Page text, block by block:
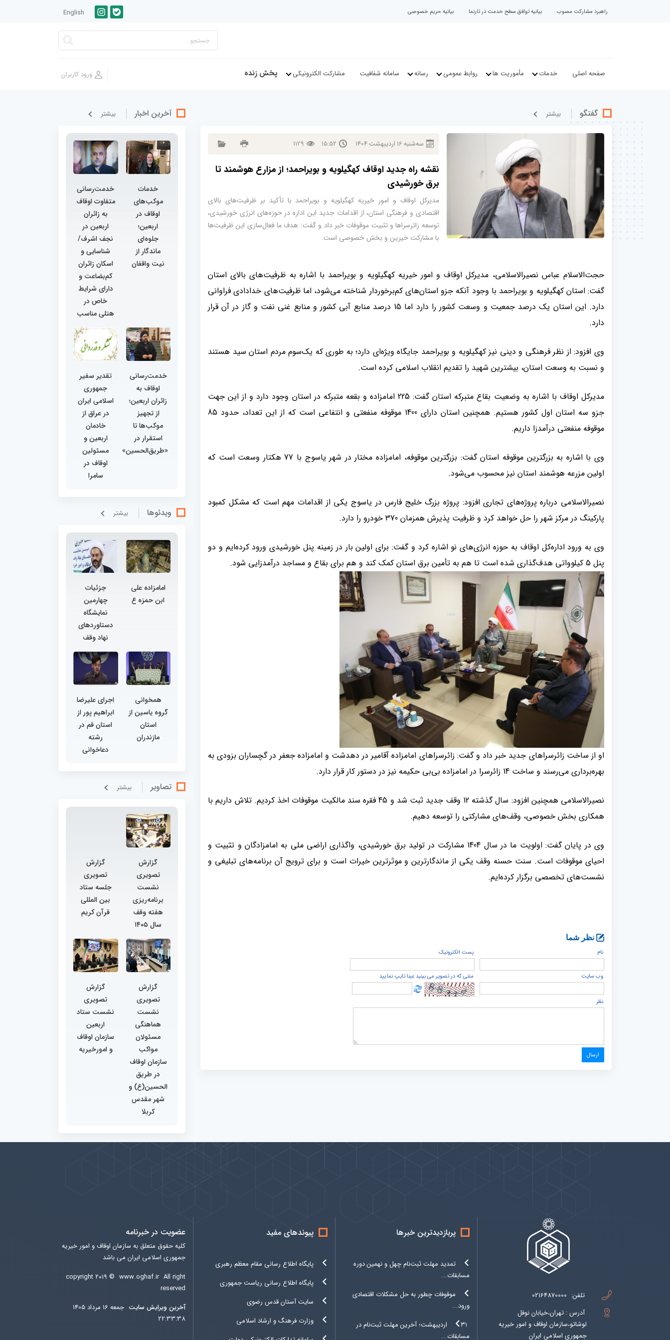
راهبرد مشارکت مصوب بیانیه توافق سطح خدمت در تارنما بیانیه حریم خصوصی English
صفحه اصلی خدمات مأموریت ها روابط عمومی رسانه سامانه شفافیت مشارکت الکترونیکی پخش زنده
گفتگو بيشتر
سه‌شنبه16ارديبهشت 1404
15:52
1129
نقشه راه جدید اوقاف کهگیلویه و بویراحمد؛ از مزارع هوشمند تا
برق خورشیدی
مدیرکل اوقاف و امور خیریه کهگیلویه و بویراحمد با تأکید بر ظرفیت‌های بالای
اقتصادی و فرهنگی استان، از اقدامات جدید این اداره در حوزه‌های انرژی خورشیدی،
توسعه زائرسراها و تثبیت موقوفات خبر داد و گفت: هدف ما فعال‌سازی این ظرفیت‌ها
با مشارکت خیرین و بخش خصوصی است.
حجت‌الاسلام عباس نصیرالاسلامی، مدیرکل اوقاف و امور خیریه کهگیلویه و بویراحمد با اشاره به ظرفیت‌های بالای استان
گفت: استان کهگیلویه و بویراحمد با وجود آنکه جزو استان‌های کم‌برخوردار شناخته می‌شود، اما ظرفیت‌های خدادادی فراوانی
دارد. این استان یک درصد جمعیت و وسعت کشور را دارد اما 15 درصد منابع آبی کشور و منابع غنی نفت و گاز در آن قرار
دارد.
وی افزود: از نظر فرهنگی و دینی نیز کهگیلویه و بویراحمد جایگاه ویژه‌ای دارد؛ به طوری که یک‌سوم مردم استان سید هستند
و نسبت به وسعت استان، بیشترین شهید را تقدیم انقلاب اسلامی کرده است.
مدیرکل اوقاف با اشاره به وضعیت بقاع متبرکه استان گفت: 225 امامزاده و بقعه متبرکه در استان وجود دارد و از این جهت
جزو سه استان اول کشور هستیم. همچنین استان دارای 1400 موقوفه منفعتی و انتفاعی است که از این تعداد، حدود 85
موقوفه منفعتی درآمدزا داریم.
وی با اشاره به بزرگترین موقوفه استان گفت: بزرگترین موقوفه، امامزاده مختار در شهر یاسوج با 77 هکتار وسعت است که
اولین مزرعه هوشمند استان نیز محسوب می‌شود.
نصیرالاسلامی درباره پروژه‌های تجاری افزود: پروژه بزرگ خلیج فارس در یاسوج یکی از اقدامات مهم است که مشکل کمبود
پارکینگ در مرکز شهر را حل خواهد کرد و ظرفیت پذیرش همزمان 370 خودرو را دارد
.
وی به ورود اداره‌کل اوقاف به حوزه انرژی‌های نو اشاره کرد و گفت: برای اولین بار در زمینه پنل خورشیدی ورود کرده‌ایم و دو
پنل 5 کیلوواتی هدف‌گذاری شده است تا هم به تأمین برق استان کمک کند و هم برای بقاع و مساجد درآمدزایی شود
.
او از ساخت زائرسراهای جدید خبر داد و گفت: زائرسراهای امامزاده آقامیر در دهدشت و امامزاده جعفر در گچساران بزودی به
بهره‌برداری می‌رسند و ساخت 14 زائرسرا در امامزاده بی‌بی حکیمه نیز در دستور کار قرار دارد
.
نصیرالاسلامی همچنین افزود: سال گذشته 12 وقف جدید ثبت شد و 45 فقره سند مالکیت موقوفات اخذ کردیم. تلاش داریم با
همکاری بخش خصوصی، وقف‌های مشارکتی را توسعه دهیم.
وی در پایان گفت: اولویت ما در سال 1404 مشارکت در تولید برق خورشیدی، واگذاری اراضی ملی به امامزادگان و تثبیت و
احیای موقوفات است. سنت حسنه وقف یکی از ماندگارترین و موثرترین خیرات است و برای ترویج آن برنامه‌های تبلیغی و
نشست‌های تخصصی برگزار کرده‌ایم.
نظر شما
نام
پست الكترونيک
وب سایت متنی که در تصویر می بینید عینا تایپ نمایید
نظر
آخرین اخبار بيشتر
خدمات
موکب‌های
اوقاف در
اربعین؛
جلوه‌ای
ماندگار از
نیت واقفان
خدمت‌رسانی
متفاوت اوقاف
به زائران
اربعین در
نجف اشرف/
شناسایی و
اسکان زائران
کم‌بضاعت و
دارای شرایط
خاص در
هتلی مناسب
خدمت‌رسانی
اوقاف به
زائران اربعین؛
از تجهیز
موکب‌ها تا
استقرار در
«طریق‌الحسین»
تقدیر سفیر
جمهوری
اسلامی ایران
در عراق از
خادمان
اربعین و
مسئولین
اوقاف در
سامرا
ویدئوها بيشتر
امامزاده علی
ابن حمزه ع
جزئیات
چهارمین
نمایشگاه
دستاوردهای
نهاد وقف
همخوانی
گروه یاسین از
استان
مازندران
اجرای علیرضا
ابراهیم پور از
استان قم در
رشته
دعاخوانی
تصاویر بيشتر
گزارش
تصویری
نشست
برنامه‌ریزی
هفته وقف
سال ۱۴۰۵
گزارش
تصویری
جلسه ستاد
بین المللی
قرآن کریم
گزارش
تصویری
نشست
هماهنگی
مسئولان
مواکب
سازمان اوقاف
در طریق
الحسین(ع) و
شهر مقدس
کربلا
گزارش
تصویری
نشست ستاد
اربعین
سازمان اوقاف
و امورخیریه
تلفن: 02164870000
آدرس : تهران،خیابان نوفل
لوشاتو،سازمان اوقاف و امور خیریه
جمهوری اسلامی ایران
پربازدیدترین خبرها
تمدید مهلت ثبت‌نام چهل و نهمین دوره
مسابقات...
موقوفات چطور به حل مشکلات اقتصادی
ورود...
۳۱ اردیبهشت؛ آخرین مهلت ثبت‌نام در
مسابقات...
پیوندهای مفید
پایگاه اطلاع رسانی مقام معظم رهبری
پایگاه اطلاع رسانی ریاست جمهوری
سایت آستان قدس رضوی
وزارت فرهنگ و ارشاد اسلامی
عضویت در خبرنامه
کلیه حقوق متعلق به سازمان اوقاف و امور خیریه
جمهوری اسلامی ایران می باشد
copyright ۲۰۱۹ © www.oghaf.ir All right
reserved
آخرين ويرايش سایت
جمعه 16 مرداد 1405
22:33:38